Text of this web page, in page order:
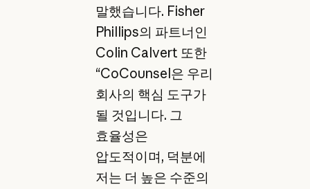
말했습니다. Fisher
Phillips의 파트너인
Colin Calvert 또한
“CoCounsel은 우리
회사의 핵심 도구가
될 것입니다. 그
효율성은
압도적이며, 덕분에
저는 더 높은 수준의